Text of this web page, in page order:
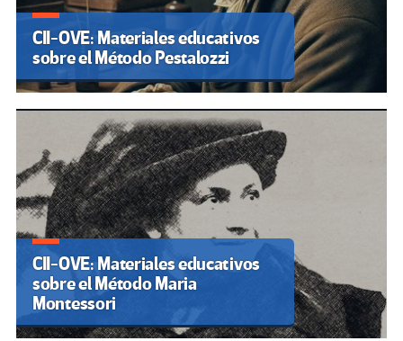
CII-OVE: Materiales educativos
sobre el Método Pestalozzi
CII-OVE: Materiales educativos
sobre el Método Maria
Montessori